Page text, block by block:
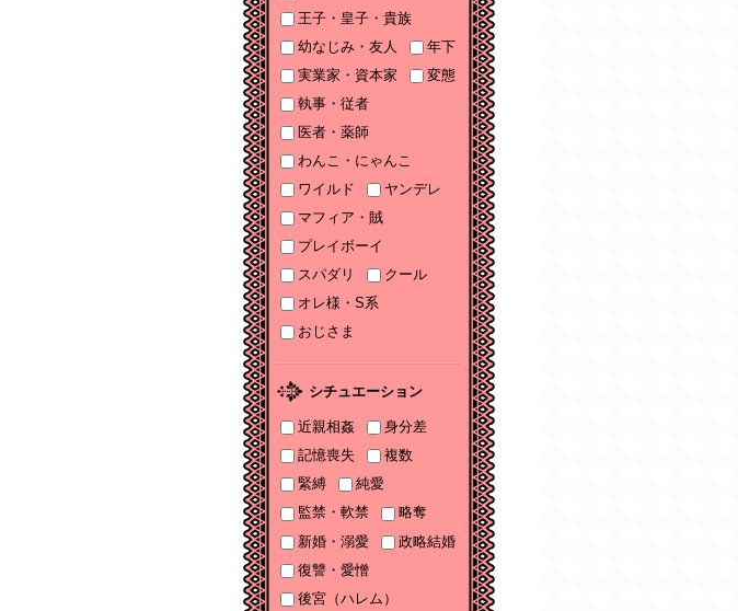
2025/11/08
書泉2025年TLフェア
ソーニャ文庫・Sonya
コミックス参加♡
2025/11/06
2025年11月刊電子書籍
配信のお知らせ
2025/10/06
2025年10月刊電子書籍
配信のお知らせ
2025/09/03
2025年９月刊電子書籍
配信のお知らせ
2025/08/05
2025年８月刊電子書籍
2025/07/03
配信のお知らせ
2025/06/19
配信のお知らせ
王子・皇子・貴族
幼なじみ・友人
年下
実業家・資本家
変態
執事・従者
医者・薬師
わんこ・にゃんこ
ワイルド
ヤンデレ
マフィア・賊
プレイボーイ
スパダリ
クール
オレ様・S系
おじさま
シチュエーション
近親相姦
身分差
記憶喪失
複数
緊縛
純愛
監禁・軟禁
略奪
新婚・溺愛
政略結婚
復讐・愛憎
後宮（ハレム）